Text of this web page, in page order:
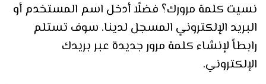
نسيت كلمة مرورك؟ فضلًا أدخل اسم المستخدم أو
البريد الإلكتروني المسجل لدينا. سوف تستلم
رابطاً لإنشاء كلمة مرور جديدة عبر بريدك
الإلكتروني.